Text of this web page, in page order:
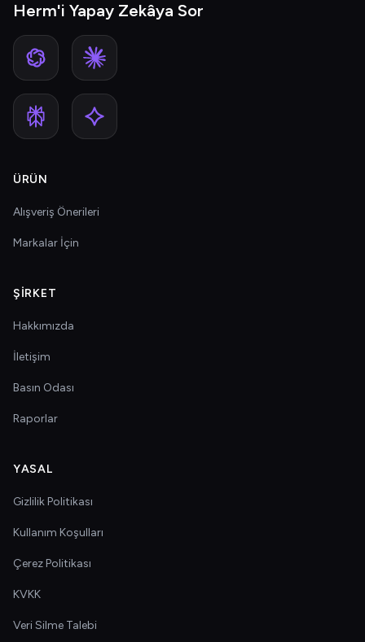
Herm'i Yapay Zekâya Sor
ÜRÜN
Alışveriş Önerileri
Markalar İçin
ŞIRKET
Hakkımızda
İletişim
Basın Odası
Raporlar
YASAL
Gizlilik Politikası
Kullanım Koşulları
Çerez Politikası
KVKK
Veri Silme Talebi